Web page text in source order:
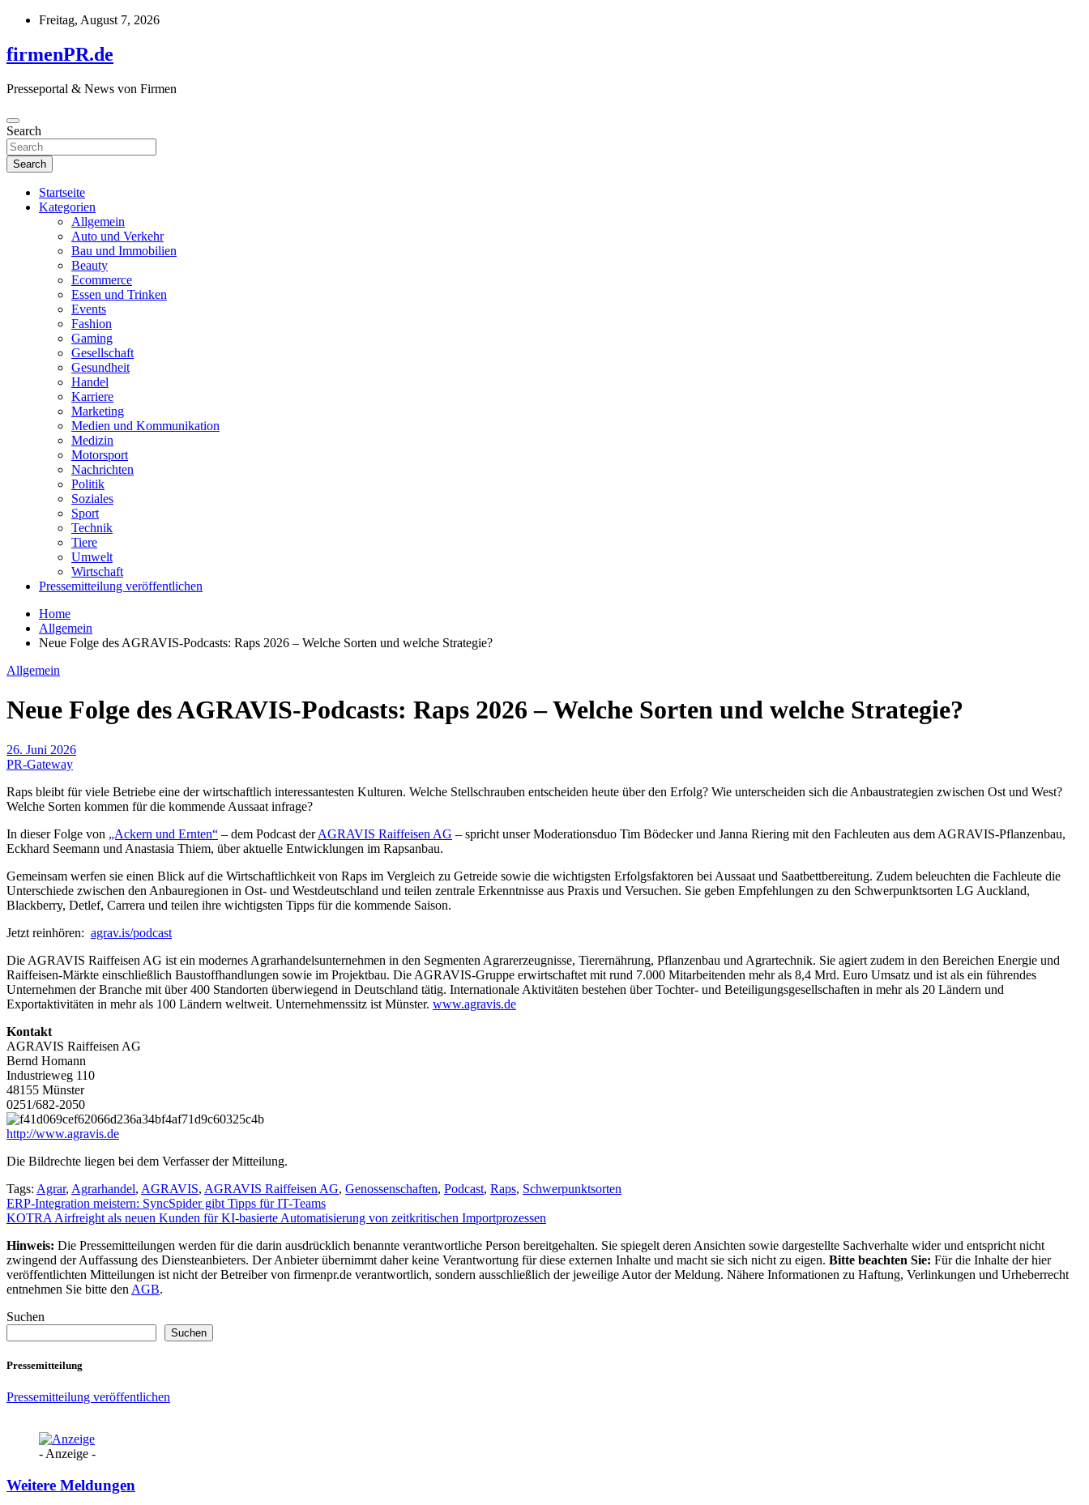
Skip
content
Freitag, August 7, 2026
firmenPR.de
Presseportal & News von Firmen
Search
Search
Startseite
Kategorien
Allgemein
Auto und Verkehr
Bau und Immobilien
Beauty
Ecommerce
Essen und Trinken
Events
Fashion
Gaming
Gesellschaft
Gesundheit
Handel
Karriere
Marketing
Medien und Kommunikation
Medizin
Motorsport
Nachrichten
Politik
Soziales
Sport
Technik
Tiere
Umwelt
Wirtschaft
Pressemitteilung veröffentlichen
Home
Allgemein
Neue Folge des AGRAVIS-Podcasts: Raps 2026 – Welche Sorten und welche Strategie?
Allgemein
Neue Folge des AGRAVIS-Podcasts: Raps 2026 – Welche Sorten und welche Strategie?
26. Juni 2026
PR-Gateway
Raps bleibt für viele Betriebe eine der wirtschaftlich interessantesten Kulturen. Welche Stellschrauben entscheiden heute über den Erfolg? Wie unterscheiden sich die Anbaustrategien zwischen Ost und West?
Welche Sorten kommen für die kommende Aussaat infrage?
In dieser Folge von „Ackern und Ernten“ – dem Podcast derAGRAVIS Raiffeisen AG – spricht unser Moderationsduo Tim Bödecker und Janna Riering mit den Fachleuten aus dem AGRAVIS-Pflanzenbau,
Eckhard Seemann und Anastasia Thiem, über aktuelle Entwicklungen im Rapsanbau.
Gemeinsam werfen sie einen Blick auf die Wirtschaftlichkeit von Raps im Vergleich zu Getreide sowie die wichtigsten Erfolgsfaktoren bei Aussaat und Saatbettbereitung. Zudem beleuchten die Fachleute die
Unterschiede zwischen den Anbauregionen in Ost- und Westdeutschland und teilen zentrale Erkenntnisse aus Praxis und Versuchen. Sie geben Empfehlungen zu den Schwerpunktsorten LG Auckland,
Blackberry, Detlef, Carrera und teilen ihre wichtigsten Tipps für die kommende Saison.
Jetzt reinhören: agrav.is/podcast
Die AGRAVIS Raiffeisen AG ist ein modernes Agrarhandelsunternehmen in den Segmenten Agrarerzeugnisse, Tierernährung, Pflanzenbau und Agrartechnik. Sie agiert zudem in den Bereichen Energie und
Raiffeisen-Märkte einschließlich Baustoffhandlungen sowie im Projektbau. Die AGRAVIS-Gruppe erwirtschaftet mit rund 7.000 Mitarbeitenden mehr als 8,4 Mrd. Euro Umsatz und ist als ein führendes
Unternehmen der Branche mit über 400 Standorten überwiegend in Deutschland tätig. Internationale Aktivitäten bestehen über Tochter- und Beteiligungsgesellschaften in mehr als 20 Ländern und
Exportaktivitäten in mehr als 100 Ländern weltweit. Unternehmenssitz ist Münster. www.agravis.de
Kontakt
AGRAVIS Raiffeisen AG
Bernd Homann
Industrieweg 110
48155 Münster
0251/682-2050
http://www.agravis.de
Die Bildrechte liegen bei dem Verfasser der Mitteilung.
Tags: Agrar, Agrarhandel, AGRAVIS, AGRAVIS Raiffeisen AG, Genossenschaften, Podcast, Raps, Schwerpunktsorten
Beitragsnavigation
ERP-Integration meistern: SyncSpider gibt Tipps für IT-Teams
KOTRA Airfreight als neuen Kunden für KI-basierte Automatisierung von zeitkritischen Importprozessen
Hinweis: Die Pressemitteilungen werden für die darin ausdrücklich benannte verantwortliche Person bereitgehalten. Sie spiegelt deren Ansichten sowie dargestellte Sachverhalte wider und entspricht nicht
zwingend der Auffassung des Diensteanbieters. Der Anbieter übernimmt daher keine Verantwortung für diese externen Inhalte und macht sie sich nicht zu eigen. Bitte beachten Sie: Für die Inhalte der hier
veröffentlichten Mitteilungen ist nicht der Betreiber von firmenpr.de verantwortlich, sondern ausschließlich der jeweilige Autor der Meldung. Nähere Informationen zu Haftung, Verlinkungen und Urheberrecht
entnehmen Sie bitte den AGB.
Suchen
Suchen
Pressemitteilung
Pressemitteilung veröffentlichen
- Anzeige -
Weitere Meldungen